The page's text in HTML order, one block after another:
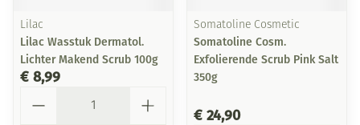
Lilac
Lilac Wasstuk Dermatol.
Lichter Makend Scrub 100g
€ 8,99
Somatoline Cosmetic
Somatoline Cosm.
Exfolierende Scrub Pink Salt
350g
€ 24,90